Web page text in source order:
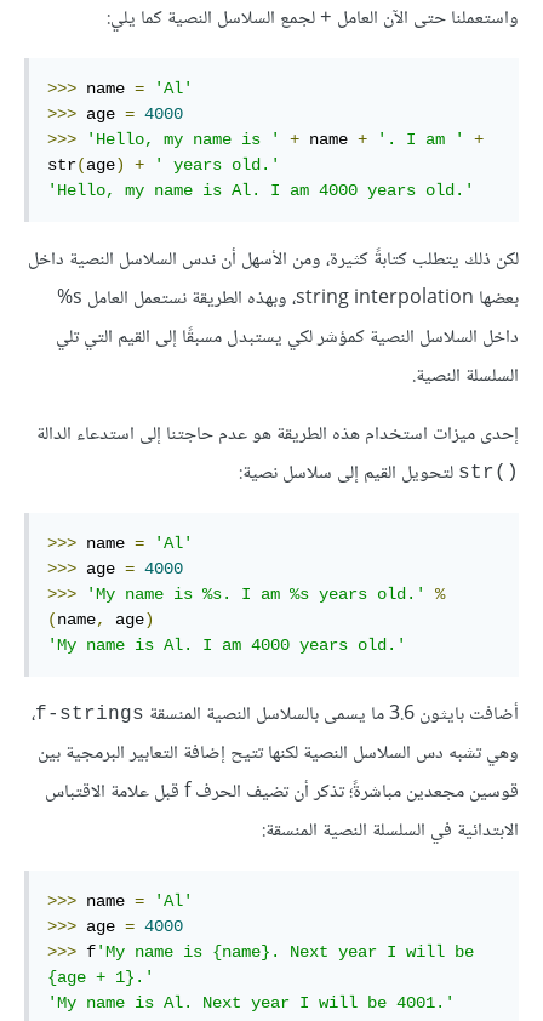
واستعملنا حتى الآن العامل + لجمع السلاسل النصية كما يلي:
>>> name =
'Al'
>>> age = 4000
>>>
'Hello, my name is ' + name + '. I am '
+
str(age) +
' years old.'
'Hello, my name is Al. I am 4000 years old.'
لكن ذلك يتطلب كتابةً كثيرة، ومن الأسهل أن ندس السلاسل النصية داخل
بعضها string interpolation، وبهذه الطريقة نستعمل العامل ‎%s
داخل السلاسل النصية كمؤشر لكي يستبدل مسبقًا إلى القيم التي تلي
السلسلة النصية.
إحدى ميزات استخدام هذه الطريقة هو عدم حاجتنا إلى استدعاء الدالة
str()‎ لتحويل القيم إلى سلاسل نصية:
>>> name =
'Al'
>>> age = 4000
>>>
'My name is %s. I am %s years old.'
%
(name, age)
'My name is Al. I am 4000 years old.'
أضافت بايثون 3.6 ما يسمى بالسلاسل النصية المنسقة f-strings،
وهي تشبه دس السلاسل النصية لكنها تتيح إضافة التعابير البرمجية بين
قوسين مجعدين مباشرةً؛ تذكر أن تضيف الحرف f قبل علامة الاقتباس
الابتدائية في السلسلة النصية المنسقة:
>>> name =
'Al'
>>> age = 4000
>>> f'My name is {name}. Next year I will be
{age + 1}.'
'My name is Al. Next year I will be 4001.'